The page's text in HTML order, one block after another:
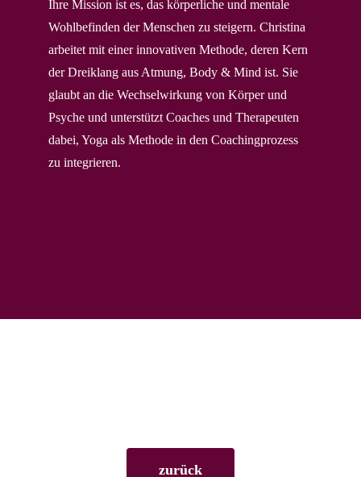
Ihre Mission ist es, das körperliche und mentale
Wohlbefinden der Menschen zu steigern. Christina
arbeitet mit einer innovativen Methode, deren Kern
der Dreiklang aus Atmung, Body & Mind ist. Sie
glaubt an die Wechselwirkung von Körper und
Psyche und unterstützt Coaches und Therapeuten
dabei, Yoga als Methode in den Coachingprozess
zu integrieren.
zurück